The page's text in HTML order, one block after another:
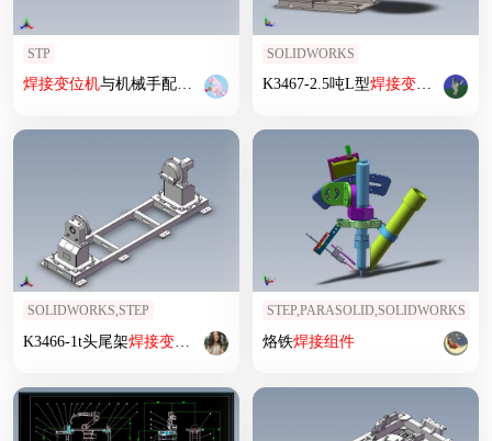
STP
焊接变位机与机械手配合作业模拟
SOLIDWORKS
K3467-2.5吨L型焊接变位 机
SOLIDWORKS,STEP
K3466-1t头尾架焊接变位 机
STEP,PARASOLID,SOLIDWORKS
烙铁焊接组件